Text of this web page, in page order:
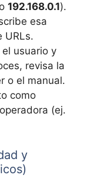
o 192.168.0.1).
esa
URLs.
usuario y
revisa la
o el manual.
como
(ej.
y